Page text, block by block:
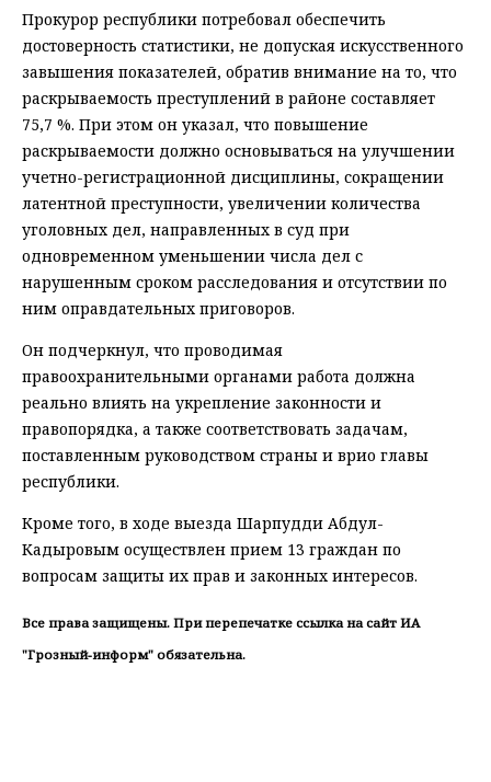
Прокурор республики потребовал обеспечить
достоверность статистики, не допуская искусственного
завышения показателей, обратив внимание на то, что
раскрываемость преступлений в районе составляет
75,7 %. При этом он указал, что повышение
раскрываемости должно основываться на улучшении
учетно-регистрационной дисциплины, сокращении
латентной преступности, увеличении количества
уголовных дел, направленных в суд при
одновременном уменьшении числа дел с
нарушенным сроком расследования и отсутствии по
ним оправдательных приговоров.
Он подчеркнул, что проводимая
правоохранительными органами работа должна
реально влиять на укрепление законности и
правопорядка, а также соответствовать задачам,
поставленным руководством страны и врио главы
республики.
Кроме того, в ходе выезда Шарпудди Абдул-
Кадыровым осуществлен прием 13 граждан по
вопросам защиты их прав и законных интересов.
Все права защищены. При перепечатке ссылка на сайт ИА
"Грозный-информ" обязательна.